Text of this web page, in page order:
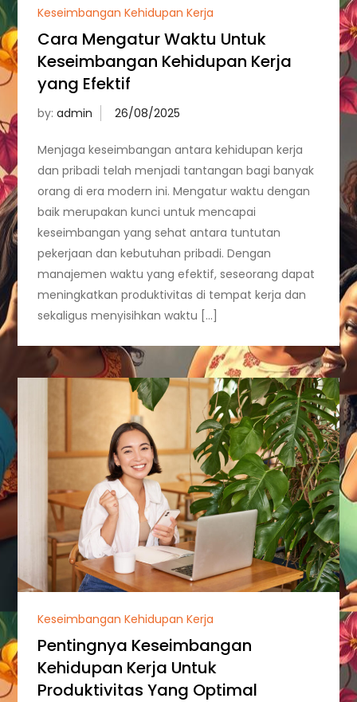
Keseimbangan Kehidupan Kerja
Cara Mengatur Waktu Untuk
Keseimbangan Kehidupan Kerja
yang Efektif
by:admin
Menjaga keseimbangan antara kehidupan kerja
dan pribadi telah menjadi tantangan bagi banyak
orang di era modern ini. Mengatur waktu dengan
baik merupakan kunci untuk mencapai
keseimbangan yang sehat antara tuntutan
pekerjaan dan kebutuhan pribadi. Dengan
manajemen waktu yang efektif, seseorang dapat
meningkatkan produktivitas di tempat kerja dan
sekaligus menyisihkan waktu […]
Keseimbangan Kehidupan Kerja
Pentingnya Keseimbangan
Kehidupan Kerja Untuk
Produktivitas Yang Optimal